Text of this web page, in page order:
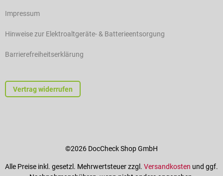
Impressum
Hinweise zur Elektroaltgeräte- & Batterieentsorgung
Barrierefreiheitserklärung
Vertrag widerrufen
©2026 DocCheck Shop GmbH
Alle Preise inkl. gesetzl. Mehrwertsteuer zzgl. Versandkosten und ggf.